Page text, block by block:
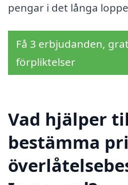
pengar i det långa
Få 3 erbjudanden,
förpliktelser
Vad hjälper
bestämma